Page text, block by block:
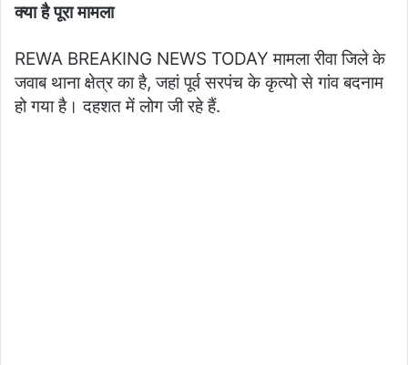
क्या है पूरा मामला
REWA BREAKING NEWS TODAY मामला रीवा जिले के
जवाब थाना क्षेत्र का है, जहां पूर्व सरपंच के कृत्यो से गांव बदनाम
हो गया है। दहशत में लोग जी रहे हैं.